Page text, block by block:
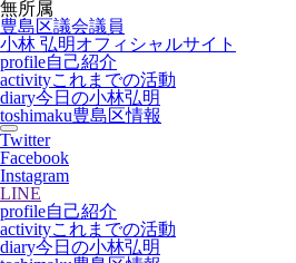
無所属
豊島区議会議員
小林 弘明オフィシャルサイト
profile自己紹介
activityこれまでの活動
diary今日の小林弘明
toshimaku豊島区情報
Twitter
Facebook
Instagram
LINE
profile自己紹介
activityこれまでの活動
diary今日の小林弘明